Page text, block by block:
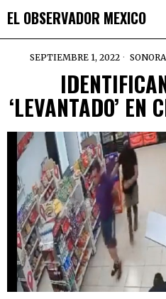
EL OBSERVADOR MEXICO
SEPTIEMBRE 1, 2022 SONORA
‘LEVANTADO’ EN